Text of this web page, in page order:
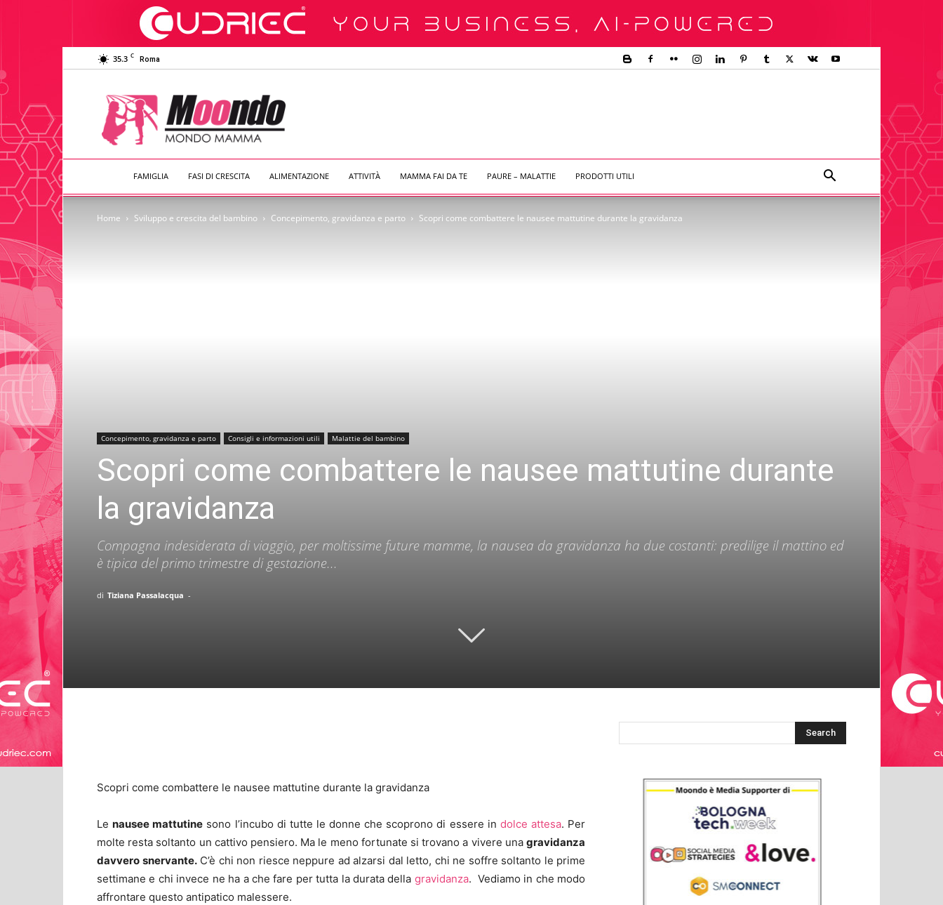
35.3 C Roma
Moondo
Mamma
FAMIGLIA FASI DI CRESCITA ALIMENTAZIONE ATTIVITÀ MAMMA FAI DA TE PAURE – MALATTIE PRODOTTI UTILI
Home Sviluppo e crescita del bambino Concepimento, gravidanza e parto Scopri come combattere le nausee mattutine durante la gravidanza
Concepimento, gravidanza e parto Consigli e informazioni utili Malattie del bambino
Scopri come combattere le nausee mattutine durante
la gravidanza
Compagna indesiderata di viaggio, per moltissime future mamme, la nausea da gravidanza ha due costanti: predilige il mattino ed
è tipica del primo trimestre di gestazione...
di Tiziana Passalacqua -
Scopri come combattere le nausee mattutine durante la gravidanza
Lenausee mattutine sono l’incubo di tutte le donne che scoprono di essere in dolce attesa. Per
molte resta soltanto un cattivo pensiero. Ma le meno fortunate si trovano a vivere una gravidanza
davvero snervante.C’è chi non riesce neppure ad alzarsi dal letto, chi ne soffre soltanto le prime
settimane e chi invece ne ha a che fare per tutta la durata della gravidanza. Vediamo in che modo
affrontare questo antipatico malessere.